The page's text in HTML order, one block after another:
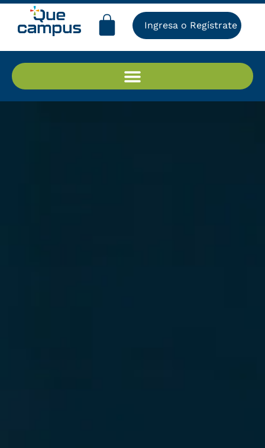
Ingresa o Regístrate